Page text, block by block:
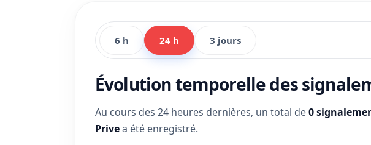
6 h 24 h 3 jours
Évolution temporelle des
Au cours des 24 heures dernières, un total de0
Privea été enregistré.